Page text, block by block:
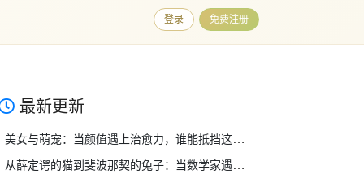
登录 免费注册
最新更新
美女与萌宠：当颜值遇上治愈力，谁能抵挡这双重暴击？
从薛定谔的猫到斐波那契的兔子：当数学家遇上宠物，奇妙的事情发生了